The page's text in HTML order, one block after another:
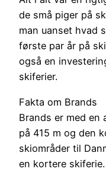
de små piger på
man uanset hvad
første par år på
også en
skiferier.
Fakta om Brands
Brands er med en
på 415 m og den
skiområder til
en kortere